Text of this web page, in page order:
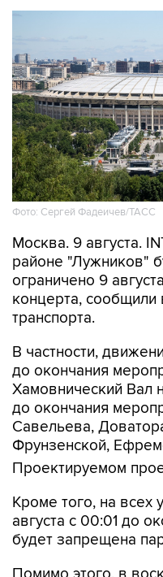
Фото: Сергей Фадеичев/ТАСС
Москва. 9 августа.
районе "Лужников"
ограничено 9
концерта, сообщили
транспорта.
В частности,
до окончания
Хамовнический Вал
до окончания
Савельева,
Фрунзенской,
Проектируемом
Кроме того, на всех
августа с 00:01 до
будет запрещена